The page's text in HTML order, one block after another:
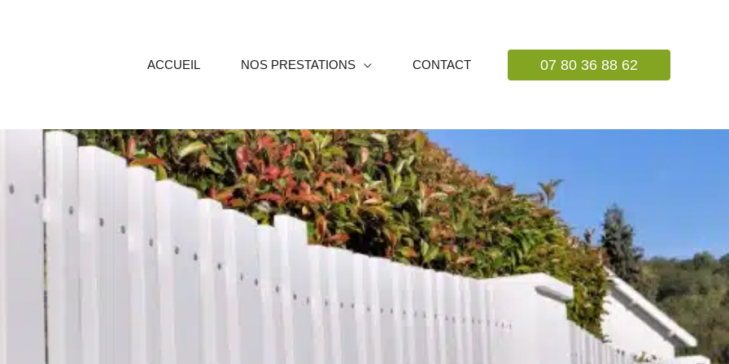
ACCUEIL NOS PRESTATIONS CONTACT 07 80 36 88 62